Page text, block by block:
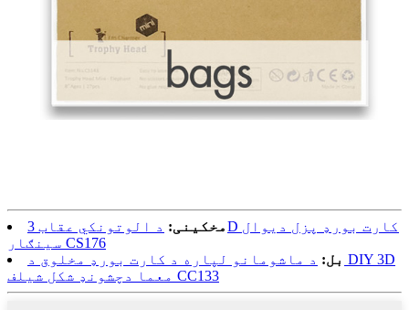
مخکینی:
د الوتونکي عقاب 3D کارت بورډ پزل دیوال
سينګار CS176
بل: د ماشومانو لپاره د کارت بورډ مخلوق د DIY 3D
معما دچشونډ شکل شیلف CC133